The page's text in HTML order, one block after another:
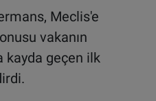
Meclis'e
vakanın
kayda geçen ilk